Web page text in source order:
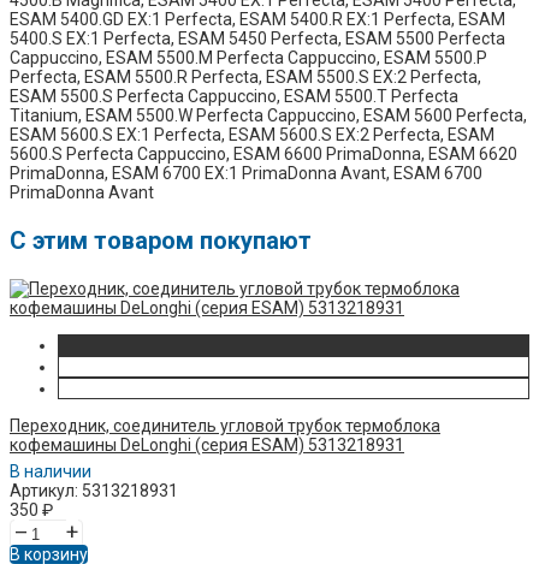
ESAM 5400.GD EX:1 Perfecta, ESAM 5400.R EX:1 Perfecta, ESAM
5400.S EX:1 Perfecta, ESAM 5450 Perfecta, ESAM 5500 Perfecta
Cappuccino, ESAM 5500.M Perfecta Cappuccino, ESAM 5500.P
Perfecta, ESAM 5500.R Perfecta, ESAM 5500.S EX:2 Perfecta,
ESAM 5500.S Perfecta Cappuccino, ESAM 5500.T Perfecta
Titanium, ESAM 5500.W Perfecta Cappuccino, ESAM 5600 Perfecta,
ESAM 5600.S EX:1 Perfecta, ESAM 5600.S EX:2 Perfecta, ESAM
5600.S Perfecta Cappuccino, ESAM 6600 PrimaDonna, ESAM 6620
PrimaDonna, ESAM 6700 EX:1 PrimaDonna Avant, ESAM 6700
PrimaDonna Avant
C этим товаром покупают
Переходник, соединитель угловой трубок термоблока
кофемашины DeLonghi (серия ESAM) 5313218931
В наличии
Артикул: 5313218931
350 ₽
– +
В корзину